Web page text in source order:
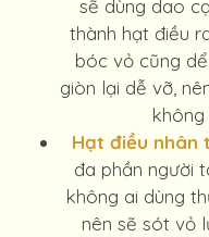
sẽ dùng dao
thành hạt điều
bóc vỏ cũng
giòn lại dễ vỡ,
Hạt điều nhân
đa phần người
không ai dùng
nên sẽ sót vỏ